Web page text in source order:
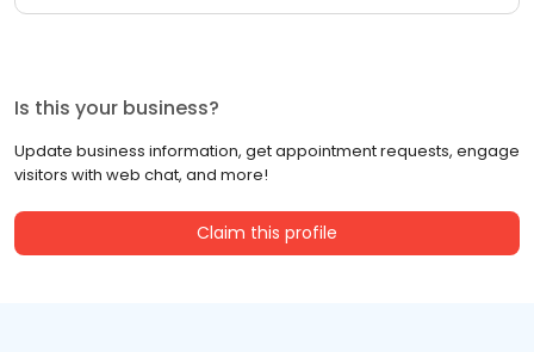
Is this your business?
Update business information, get appointment requests, engage
visitors with web chat, and more!
Claim this profile